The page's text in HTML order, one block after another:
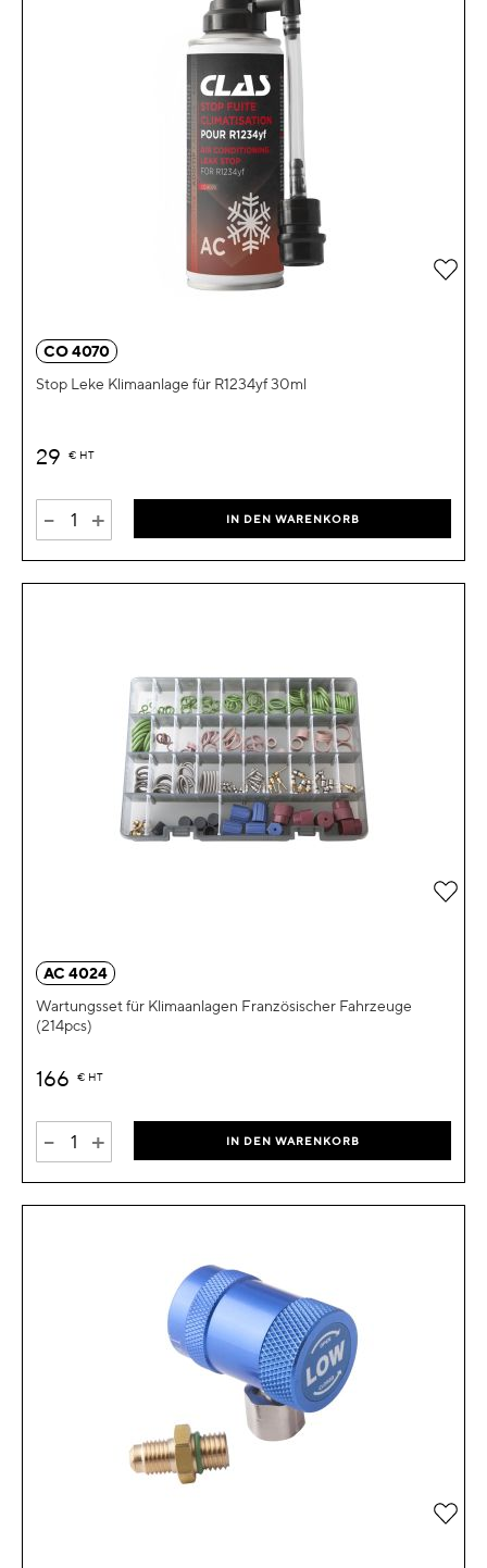
CO 4070
Stop Leke Klimaanlage für R1234yf 30ml
29 € HT
- + IN DEN WARENKORB
Zur
AC 4024
Wartungsset für Klimaanlagen Französischer Fahrzeuge
(214pcs)
166 € HT
- + IN DEN WARENKORB
Zur
Zur